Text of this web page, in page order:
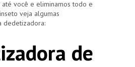
até você e eliminamos todo e
veja algumas
dedetizadora:
de